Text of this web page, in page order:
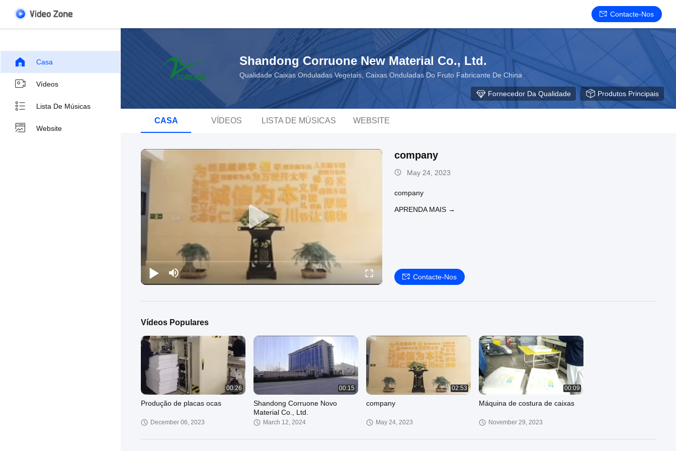
Contacte-Nos
Casa
Vídeos
Lista De Músicas
Website
Shandong Corruone New Material Co., Ltd.
Qualidade Caixas Onduladas Vegetais, Caixas Onduladas Do Fruto Fabricante De China
Fornecedor Da Qualidade Produtos Principais
CASA VÍDEOS LISTA DE MÚSICAS WEBSITE
company
May 24, 2023
company
APRENDA MAIS →
Contacte-Nos
Vídeos Populares
00:26
Produção de placas ocas
December 06, 2023
00:15
Shandong Corruone Novo
Material Co., Ltd.
March 12, 2024
02:53
company
May 24, 2023
00:09
Máquina de costura de caixas
November 29, 2023